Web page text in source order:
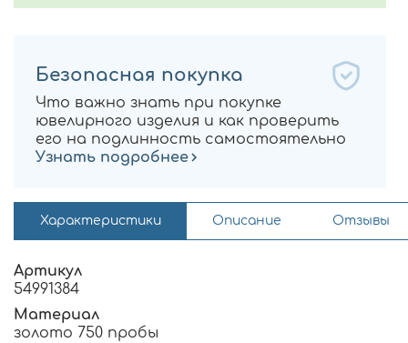
Безопасная покупка
Что важно знать при покупке
ювелирного изделия и как проверить
его на подлинность самостоятельно
Узнать подробнее
Характеристики Описание Отзывы
Артикул
54991384
Материал
золото 750 пробы